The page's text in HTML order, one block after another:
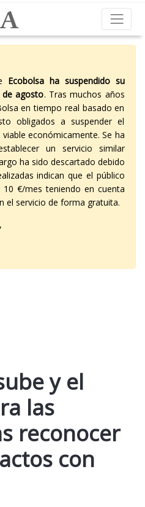
Ecobolsa ha suspendido su
de agosto. Tras muchos años
en tiempo real basado en
obligados a suspender el
económicamente. Se ha
un servicio similar
ha sido descartado debido
indican que el público
€/mes teniendo en cuenta
el servicio de forma gratuita.
y el
las
reconocer
con